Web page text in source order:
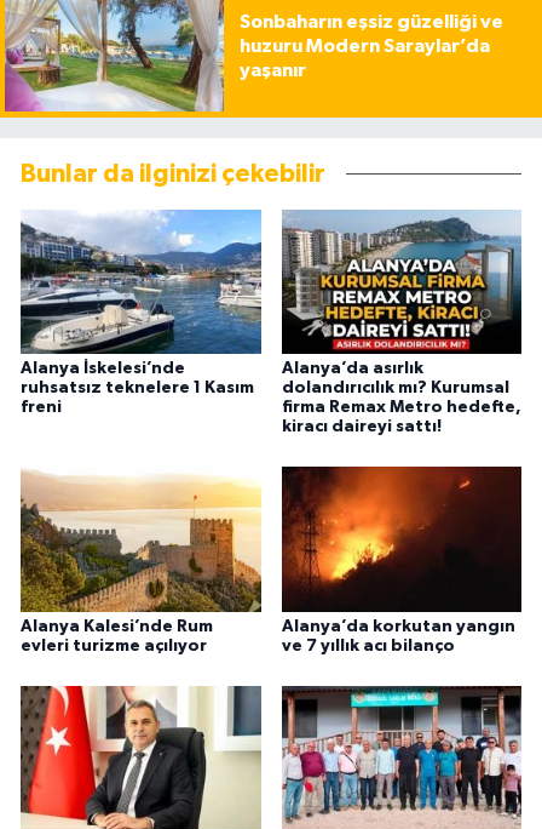
Sonbaharın eşsiz güzelliği ve
huzuru Modern Saraylar’da
yaşanır
Bunlar da ilginizi çekebilir
Alanya İskelesi’nde
ruhsatsız teknelere 1 Kasım
freni
Alanya’da asırlık
dolandırıcılık mı? Kurumsal
firma Remax Metro hedefte,
kiracı daireyi sattı!
Alanya Kalesi’nde Rum
evleri turizme açılıyor
Alanya’da korkutan yangın
ve 7 yıllık acı bilanço